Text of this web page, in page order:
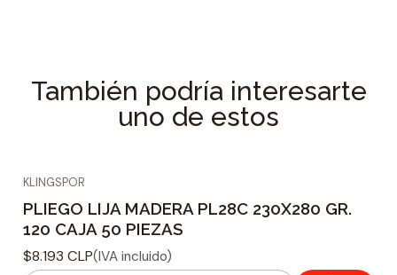
También podría interesarte
uno de estos
KLINGSPOR
PLIEGO LIJA MADERA PL28C 230X280 GR.
120 CAJA 50 PIEZAS
$8.193 CLP(IVA incluido)